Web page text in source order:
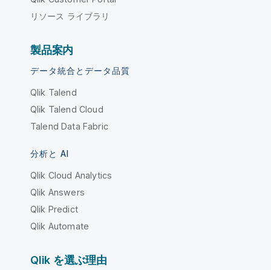
リソース ライブラリ
製品案内
データ統合とデータ品質
Qlik Talend
Qlik Talend Cloud
Talend Data Fabric
分析と AI
Qlik Cloud Analytics
Qlik Answers
Qlik Predict
Qlik Automate
Qlik を選ぶ理由